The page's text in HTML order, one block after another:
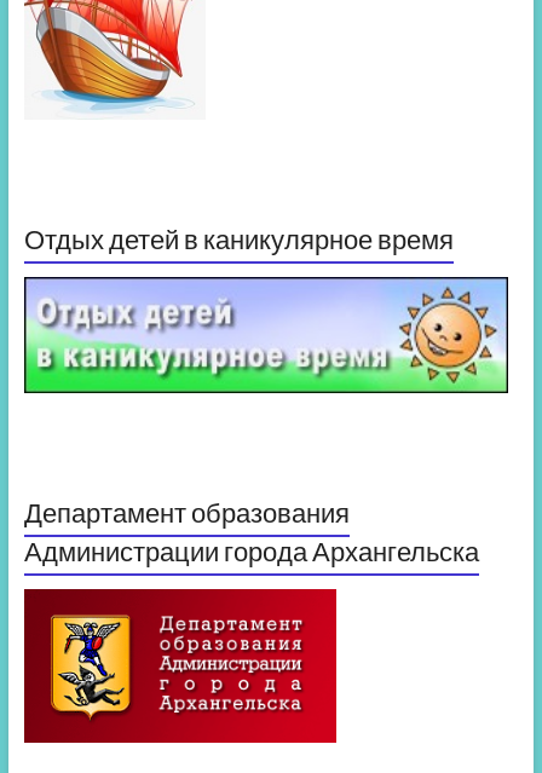
Отдых детей в каникулярное время
Департамент образования
Администрации города Архангельска